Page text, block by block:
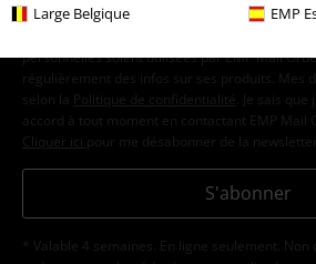
Large Belgique EMP
personnelles soient utilisées par EMP Mail
régulièrement des infos sur ses produits. Mes
selon la
Politique de confidentialité . Je sais
accord à tout moment en contactant EMP Mail
Cliquer ici pour me désabonner de la newsletter.
S'abonner
* Valable 4 semaines. En ligne seulement. Non